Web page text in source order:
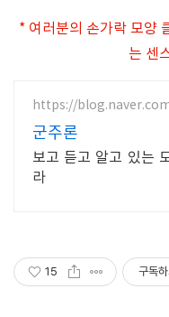
* 여러분의 손가락 모양
는 센
https://
군주론
보고 듣고 알고 있는
라
15 구독하